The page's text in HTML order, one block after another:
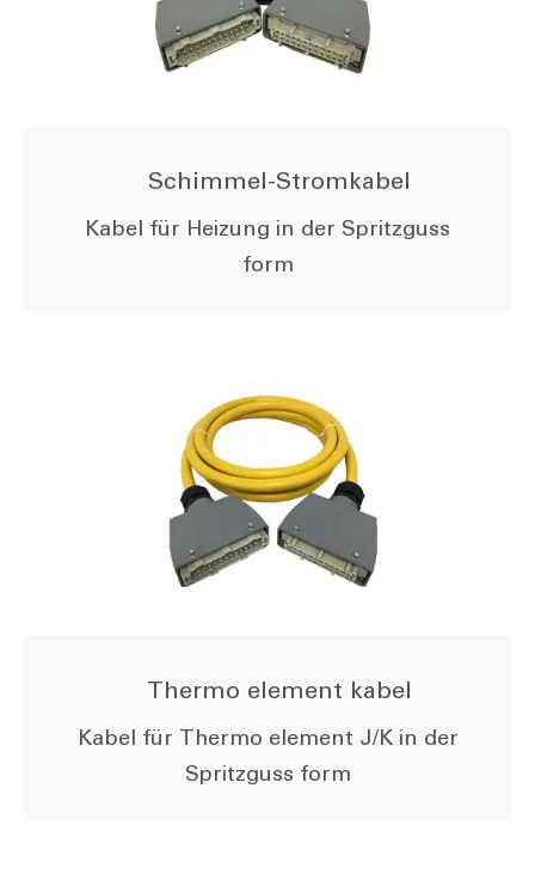
Schimmel-Stromkabel
Kabel für Heizung in der Spritzguss
form
Thermo element kabel
Kabel für Thermo element J/K in der
Spritzguss form